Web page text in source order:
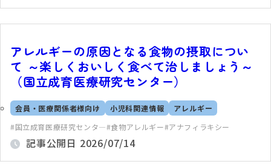
アレルギーの原因となる食物の摂取につい
て ～楽しくおいしく食べて治しましょう～
（国立成育医療研究センター）
会員・医療関係者様向け 小児科関連情報
アレルギー
国立成育医療研究センタ― 食物アレルギー アナフィラキシー
記事公開日 2026/07/14